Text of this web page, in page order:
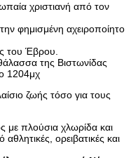
χριστιανή από τον
φημισμένη αχειροποίητο
του Έβρου.
της Βιστωνίδας
1204μχ
ζωής τόσο για τους
με πλούσια χλωρίδα και
ορειβατικές και